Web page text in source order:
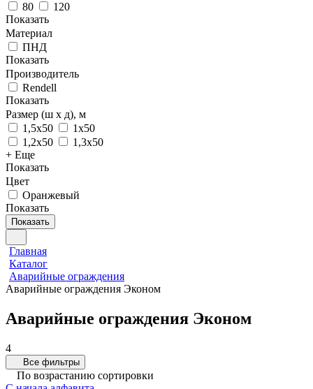
80
120
Показать
Материал
ПНД
Показать
Производитель
Rendell
Показать
Размер (ш х д), м
1,5х50
1х50
1,2х50
1,3х50
+ Еще
Показать
Цвет
Оранжевый
Показать
Показать
Главная
Каталог
Аварийные ограждения
Аварийные ограждения Эконом
Аварийные ограждения Эконом
4
Все фильтры
По возрастанию сортировки